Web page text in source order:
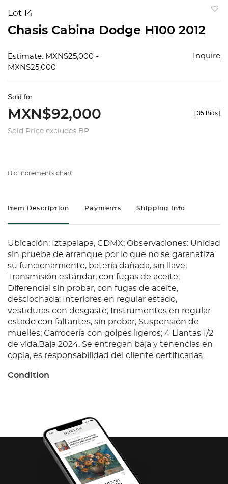
Lot 14
Chasis Cabina Dodge H100 2012
Estimate: MXN$25,000 -
MXN$25,000
Inquire
Sold for
MXN$92,000
Sold Price excludes BP
[35 Bids]
Bid increments chart
Item Description Payments Shipping Info
Ubicación: Iztapalapa, CDMX; Observaciones: Unidad
sin prueba de arranque por lo que no se garanatiza
su funcionamiento, batería dañada, sin llave;
Transmisión estándar, con fugas de aceite;
Diferencial sin probar, con fugas de aceite,
desclochada; Interiores en regular estado,
vestiduras con desgaste; Instrumentos en regular
estado con faltantes, sin probar; Suspensión de
muelles; Carrocería con golpes ligeros; 4 Llantas 1/2
de vida.Baja 2024. Se entregan baja y tenencias en
copia, es responsabilidad del cliente certificarlas.
Condition
su funcionamiento, batería dañada, sin llave;
Transmisión estándar, con fugas de aceite;
Diferencial sin probar, con fugas de aceite,
desclochada; Interiores en regular estado,
vestiduras con desgaste; Instrumentos en regular
estado con faltantes, sin probar; Suspensión de